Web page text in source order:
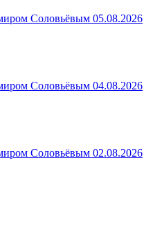
Соловьёвым 05.08.2026
Соловьёвым 04.08.2026
Соловьёвым 02.08.2026